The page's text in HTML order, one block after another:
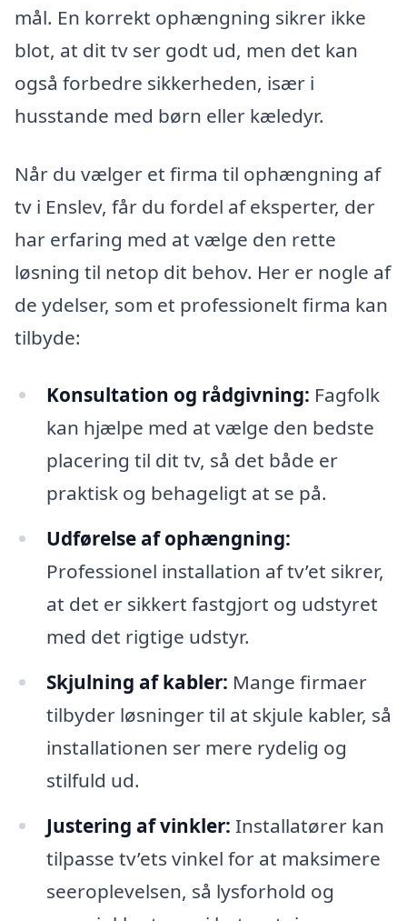
mål. En korrekt ophængning sikrer ikke
blot, at dit tv ser godt ud, men det kan
også forbedre sikkerheden, især i
husstande med børn eller kæledyr.
Når du vælger et firma til ophængning af
tv i Enslev, får du fordel af eksperter, der
har erfaring med at vælge den rette
løsning til netop dit behov. Her er nogle af
de ydelser, som et professionelt firma kan
tilbyde:
Konsultation og rådgivning: Fagfolk
kan hjælpe med at vælge den bedste
placering til dit tv, så det både er
praktisk og behageligt at se på.
Udførelse af ophængning:
Professionel installation af tv’et sikrer,
at det er sikkert fastgjort og udstyret
med det rigtige udstyr.
Skjulning af kabler: Mange firmaer
tilbyder løsninger til at skjule kabler, så
installationen ser mere rydelig og
stilfuld ud.
Justering af vinkler: Installatører kan
tilpasse tv’ets vinkel for at maksimere
seeroplevelsen, så lysforhold og